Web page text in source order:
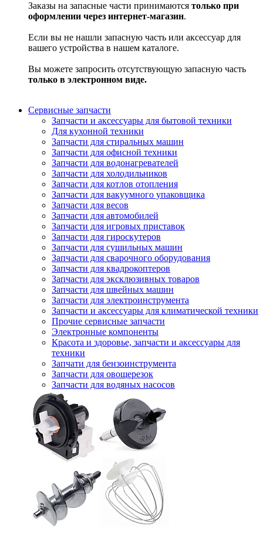
Заказы на запасные части принимаются только при
оформлении через интернет-магазин.
Если вы не нашли запасную часть или аксессуар для
вашего устройства в нашем каталоге.
Вы можете запросить отсутствующую запасную часть
только в электронном виде.
Сервисные запчасти
Запчасти и аксессуары для бытовой техники
Для кухонной техники
Запчасти для стиральных машин
Запчасти для офисной техники
Запчасти для водонагревателей
Запчасти для холодильников
Запчасти для котлов отопления
Запчасти для вакуумного упаковщика
Запчасти для весов
Запчасти для автомобилей
Запчасти для игровых приставок
Запчасти для гироскутеров
Запчасти для сушильных машин
Запчасти для сварочного оборудования
Запчасти для квадрокоптеров
Запчасти для эксклюзивных товаров
Запчасти для швейных машин
Запчасти для электроинструмента
Запчасти и аксессуары для климатической техники
Прочие сервисные запчасти
Электронные компоненты
Красота и здоровье, запчасти и аксессуары для
техники
Запчати для бензоинструмента
Запчасти для овощерезок
Запчасти для водяных насосов